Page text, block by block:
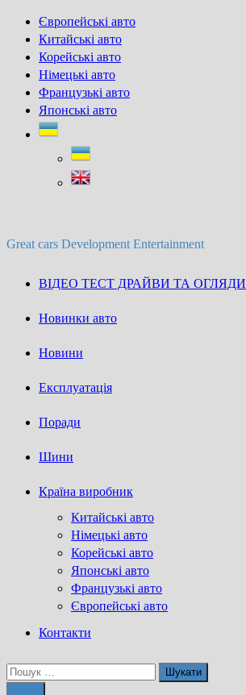
Skip
content
Європейські авто
Китайські авто
Корейські авто
Німецькі авто
Французькі авто
Японські авто
Great cars Development Entertainment
ВІДЕО ТЕСТ ДРАЙВИ ТА ОГЛЯДИ
Новинки авто
Новини
Експлуатація
Поради
Шини
Країна виробник
Китайські авто
Німецькі авто
Корейські авто
Японські авто
Французькі авто
Європейські авто
Контакти
Пошук: